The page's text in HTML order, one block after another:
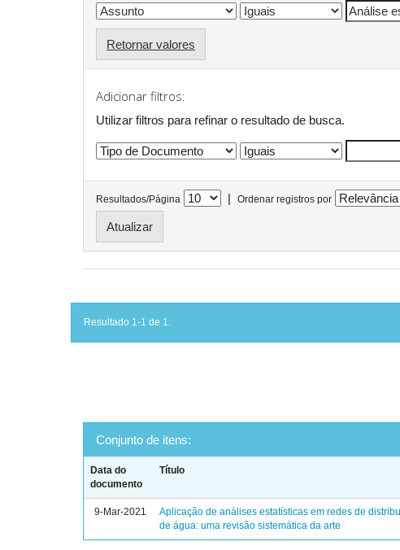
Retornar valores
Adicionar filtros:
Utilizar filtros para refinar o resultado de busca.
Resultados/Página | Ordenar registros por
Resultado 1-1 de 1.
Conjunto de itens:
Data do
documento
Título
9-Mar-2021
Aplicação de análises estatísticas em redes de
de água: uma revisão sistemática da arte